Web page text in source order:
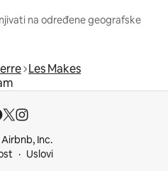
na određene geografske
Les Makes
Inc.
Uslovi